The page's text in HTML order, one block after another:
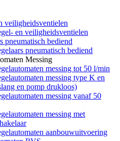
veiligheidsventielen
en veiligheidsventielen
pneumatisch bediend
pneumatisch bediend
Messing
messing tot 50 l/min
messing type K en
en pomp drukloos)
messing vanaf 50
messing met
aanbouwuitvoering